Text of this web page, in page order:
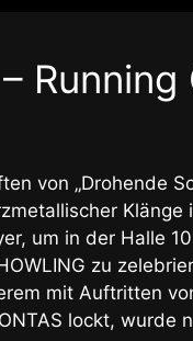
Running
von „Drohende
Klänge
um in der Halle
zu
mit Auftritten
lockt, wurde